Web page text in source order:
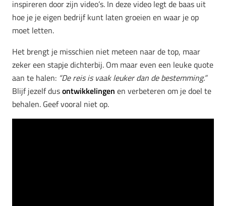
inspireren door zijn video’s. In deze video legt de baas uit
hoe je je eigen bedrijf kunt laten groeien en waar je op
moet letten.
Het brengt je misschien niet meteen naar de top, maar
zeker een stapje dichterbij. Om maar even een leuke quote
aan te halen: “De reis is vaak leuker dan de bestemming.”
Blijf jezelf dusontwikkelingen en verbeteren om je doel te
behalen. Geef vooral niet op.